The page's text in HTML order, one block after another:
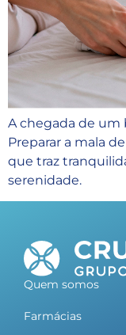
A chegada de
Preparar a mala
que traz
serenidade.
Quem somos
Farmácias